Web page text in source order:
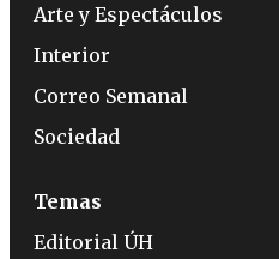
Arte y Espectáculos
Interior
Correo Semanal
Sociedad
Temas
Editorial ÚH